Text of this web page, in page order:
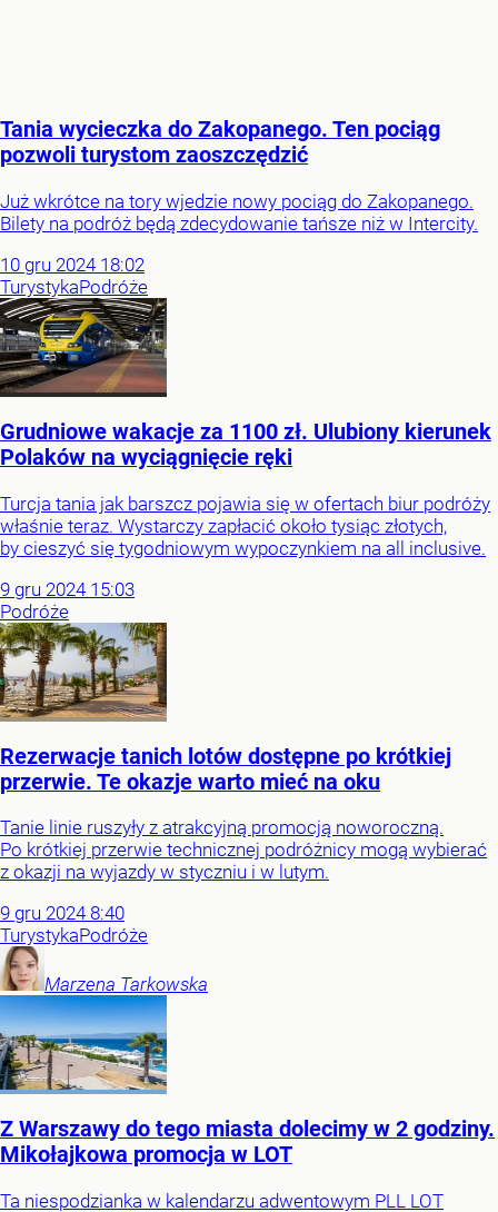
Tania wycieczka do Zakopanego. Ten pociąg
pozwoli turystom zaoszczędzić
Już wkrótce na tory wjedzie nowy pociąg do Zakopanego.
Bilety na podróż będą zdecydowanie tańsze niż w Intercity.
10 gru 2024 18:02
TurystykaPodróże
Grudniowe wakacje za 1100 zł. Ulubiony kierunek
Polaków na wyciągnięcie ręki
Turcja tania jak barszcz pojawia się w ofertach biur podróży
właśnie teraz. Wystarczy zapłacić około tysiąc złotych,
by cieszyć się tygodniowym wypoczynkiem na all inclusive.
9 gru 2024 15:03
Podróże
Rezerwacje tanich lotów dostępne po krótkiej
przerwie. Te okazje warto mieć na oku
Tanie linie ruszyły z atrakcyjną promocją noworoczną.
Po krótkiej przerwie technicznej podróżnicy mogą wybierać
z okazji na wyjazdy w styczniu i w lutym.
9 gru 2024 8:40
TurystykaPodróże
Marzena Tarkowska
Z Warszawy do tego miasta dolecimy w 2 godziny.
Mikołajkowa promocja w LOT
Ta niespodzianka w kalendarzu adwentowym PLL LOT